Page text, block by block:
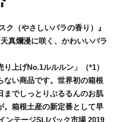
（やさしいバラの香り）』
真爛漫に咲く、かわいいバラ
上げNo.1ルルルン」（*1）
ない商品です。世界初の箱根
までしっとりぷるるんのお肌
。箱根土産の新定番として早
ンテージSLIパック市場 2019